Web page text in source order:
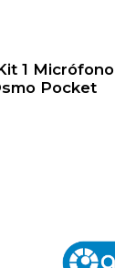
1 Micrófono
Pocket